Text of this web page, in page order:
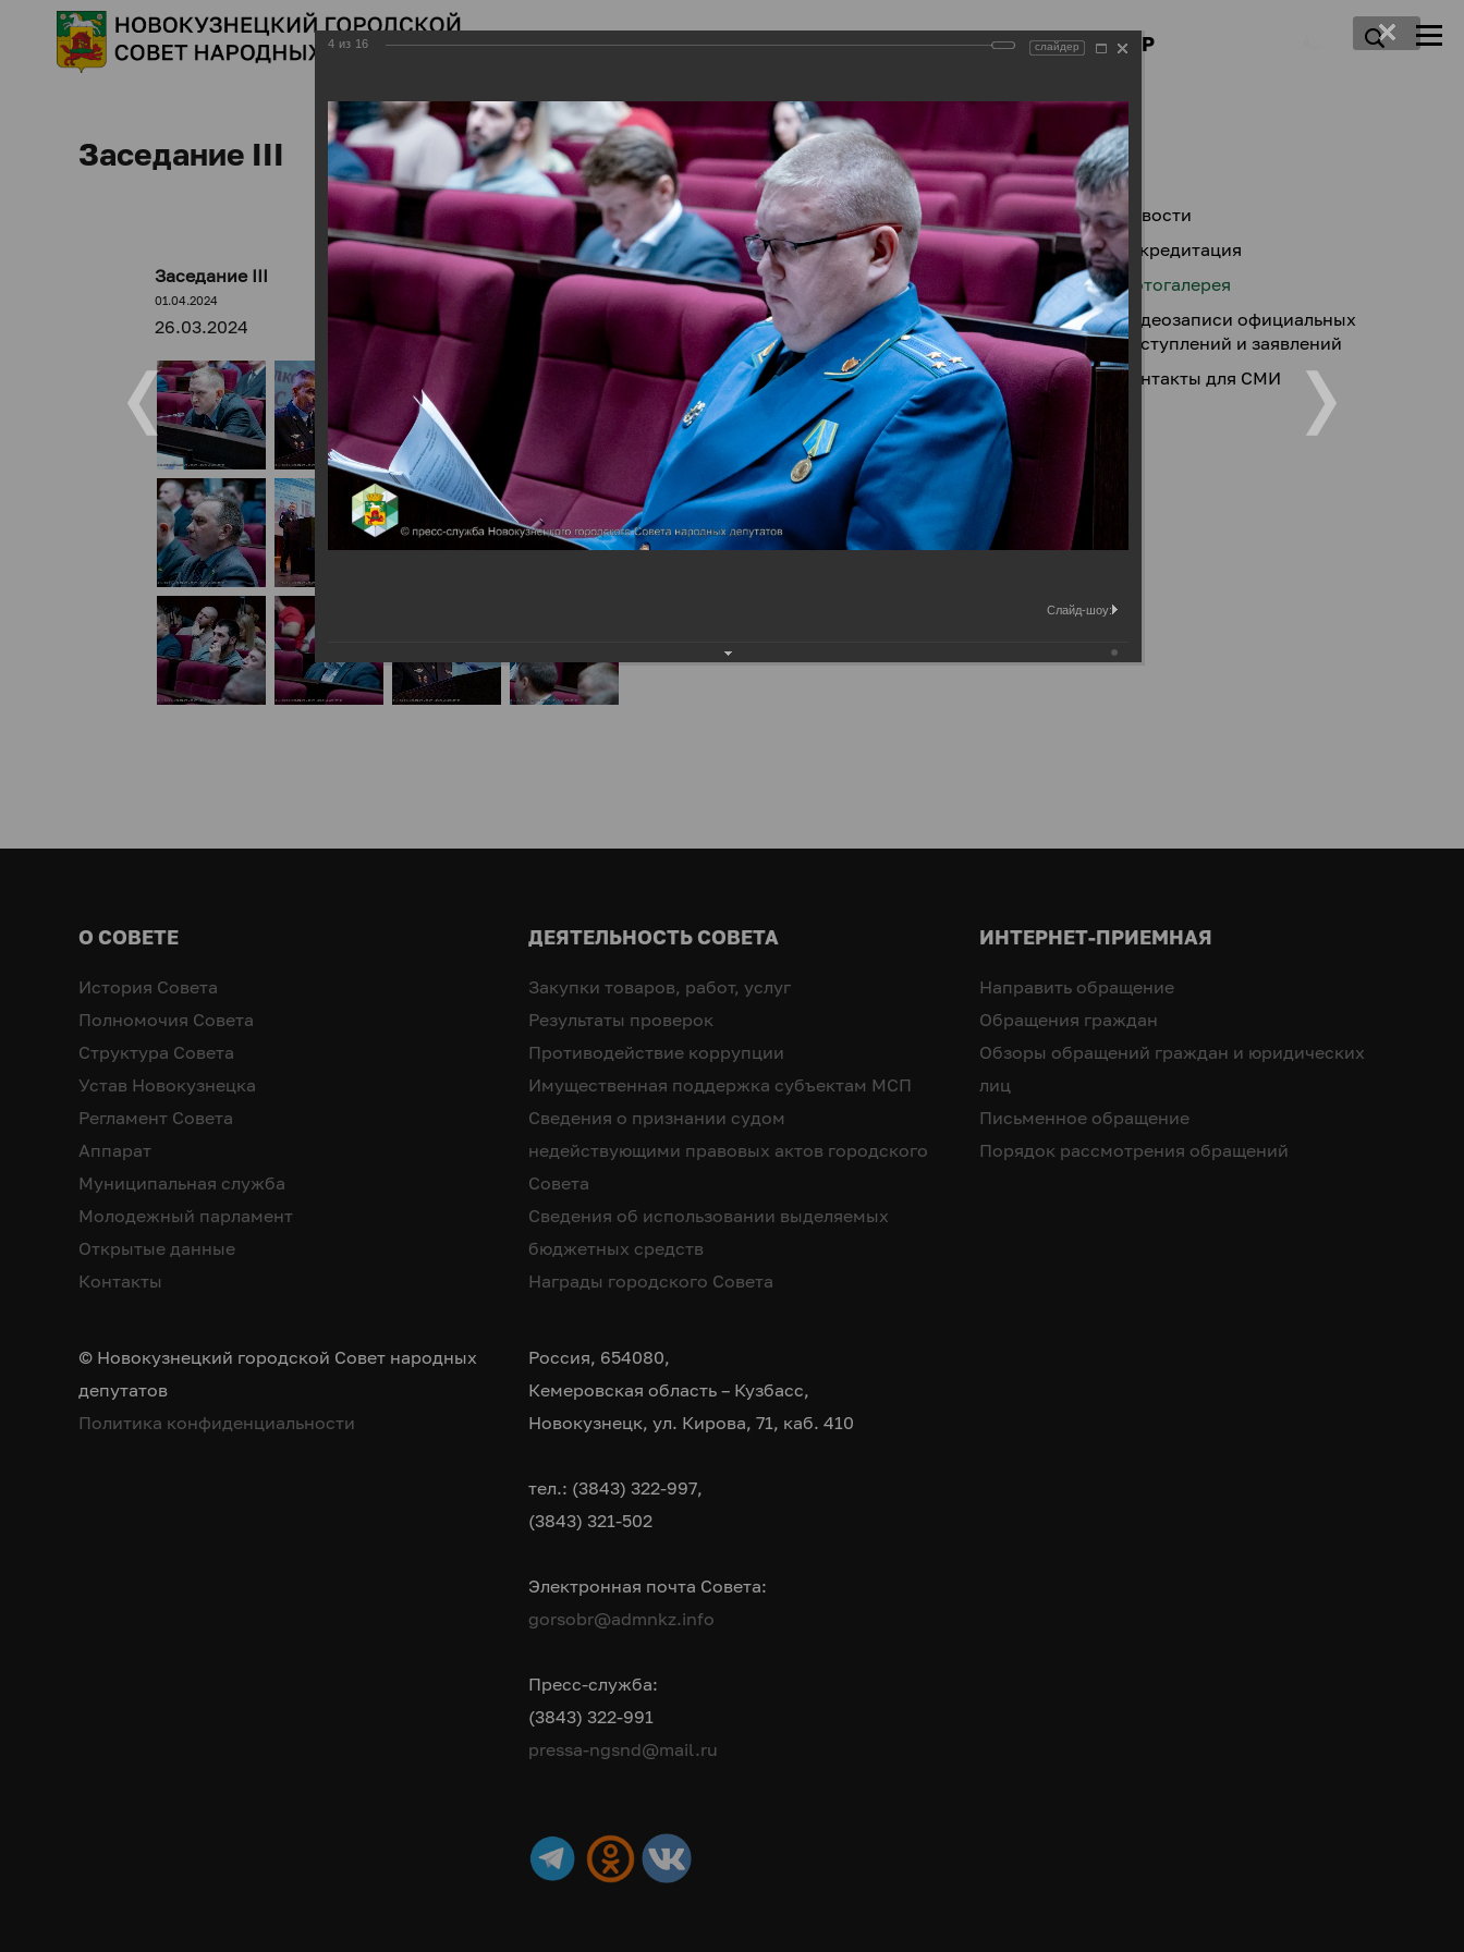
ДЕПУТАТЫ ПРАВОТВОРЧЕСТВО ПРЕСС-ЦЕНТР
Заседание III
Заседание III
01.04.2024
26.03.2024
Новости
Аккредитация
Фотогалерея
Видеозаписи официальных
выступлений и заявлений
Контакты для СМИ
О СОВЕТЕ
История Совета
Полномочия Совета
Структура Совета
Устав Новокузнецка
Регламент Совета
Аппарат
Муниципальная служба
Молодежный парламент
Открытые данные
Контакты
ДЕЯТЕЛЬНОСТЬ СОВЕТА
Закупки товаров, работ, услуг
Результаты проверок
Противодействие коррупции
Имущественная поддержка субъектам МСП
Сведения о признании судом
недействующими правовых актов городского
Совета
Сведения об использовании выделяемых
бюджетных средств
Награды городского Совета
ИНТЕРНЕТ-ПРИЕМНАЯ
Направить обращение
Обращения граждан
Обзоры обращений граждан и юридических
лиц
Письменное обращение
Порядок рассмотрения обращений
© Новокузнецкий городской Совет народных
депутатов
Политика конфиденциальности
Россия, 654080,
Кемеровская область – Кузбасс,
Новокузнецк, ул. Кирова, 71, каб. 410
тел.: (3843) 322-997,
(3843) 321-502
Электронная почта Совета:
gorsobr@admnkz.info
Пресс-служба:
(3843) 322-991
pressa-ngsnd@mail.ru
4 из 16 слайдер
Слайд-шоу: